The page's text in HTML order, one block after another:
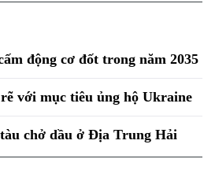
động cơ đốt trong năm 2035
với mục tiêu ủng hộ Ukraine
chở dầu ở Địa Trung Hải